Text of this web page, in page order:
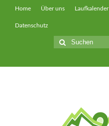
Home Über uns Laufkalender
Datenschutz
Suche
nach: